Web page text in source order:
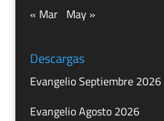
« Mar May »
Descargas
Evangelio Septiembre 2026
Evangelio Agosto 2026